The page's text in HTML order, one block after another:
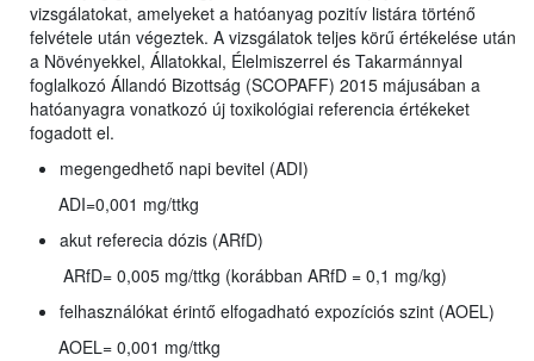
vizsgálatokat, amelyeket a hatóanyag pozitív listára történő
felvétele után végeztek. A vizsgálatok teljes körű értékelése után
a Növényekkel, Állatokkal, Élelmiszerrel és Takarmánnyal
foglalkozó Állandó Bizottság (SCOPAFF) 2015 májusában a
hatóanyagra vonatkozó új toxikológiai referencia értékeket
fogadott el.
megengedhető napi bevitel (ADI)
ADI=0,001 mg/ttkg
akut referecia dózis (ARfD)
ARfD= 0,005 mg/ttkg (korábban ARfD = 0,1 mg/kg)
felhasználókat érintő elfogadható expozíciós szint (AOEL)
AOEL= 0,001 mg/ttkg